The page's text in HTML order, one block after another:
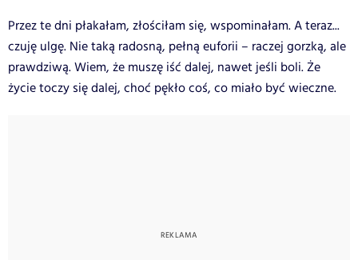
Przez te dni płakałam, złościłam się, wspominałam. A teraz...
czuję ulgę. Nie taką radosną, pełną euforii – raczej gorzką, ale
prawdziwą. Wiem, że muszę iść dalej, nawet jeśli boli. Że
życie toczy się dalej, choć pękło coś, co miało być wieczne.